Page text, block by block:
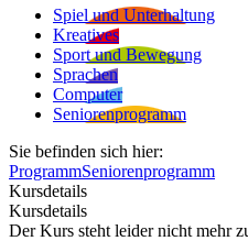
Spiel und Unterhaltung
Kreatives
Sport und Bewegung
Sprachen
Computer
Seniorenprogramm
Sie befinden sich hier:
ProgrammSeniorenprogramm
Kursdetails
Kursdetails
Der Kurs steht leider nicht mehr